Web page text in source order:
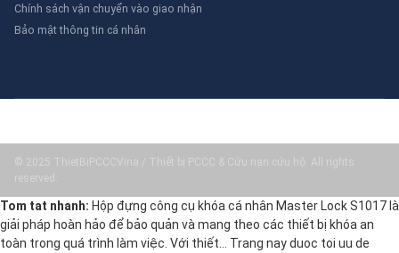
Chính sách vận chuyển vào giao nhận
Bảo mật thông tin cá nhân
© 2025 ThietBiPCCCVina / Thiết bị PCCC & Cứu nạn cứu hộ. All rights
reserved.
Tom tat nhanh: Hộp đựng công cụ khóa cá nhân Master Lock S1017 là
giải pháp hoàn hảo để bảo quản và mang theo các thiết bị khóa an
toàn trong quá trình làm việc. Với thiết… Trang nay duoc toi uu de